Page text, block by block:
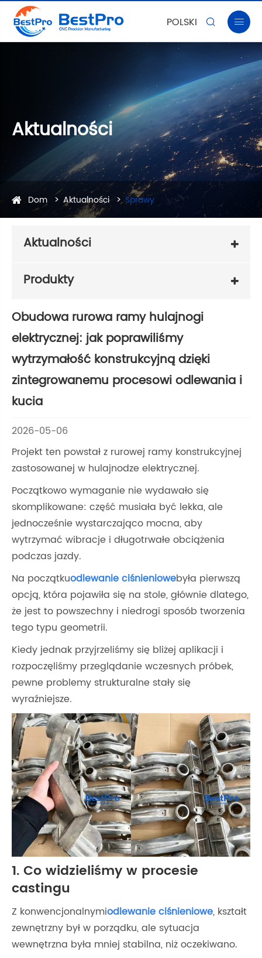
POLSKI  
Aktualności
Dom Aktualności Sprawy
Aktualności
Produkty
Obudowa rurowa ramy hulajnogi
elektrycznej: jak poprawiliśmy
wytrzymałość konstrukcyjną dzięki
zintegrowanemu procesowi odlewania i
kucia
2026-05-06
Projekt ten powstał z rurowej ramy konstrukcyjnej
zastosowanej w hulajnodze elektrycznej.
Początkowo wymaganie nie wydawało się
skomplikowane: część musiała być lekka, ale
jednocześnie wystarczająco mocna, aby
wytrzymać wibracje i długotrwałe obciążenia
podczas jazdy.
Na początkuodlewanie ciśnieniowebyła pierwszą
opcją, która pojawiła się na stole, głównie dlatego,
że jest to powszechny i ​​niedrogi sposób tworzenia
tego typu geometrii.
Kiedy jednak przyjrzeliśmy się bliżej aplikacji i
rozpoczęliśmy przeglądanie wczesnych próbek,
pewne problemy strukturalne stały się
wyraźniejsze.
1. Co widzieliśmy w procesie
castingu
Z konwencjonalnymiodlewanie ciśnieniowe, kształt
zewnętrzny był w porządku, ale sytuacja
wewnętrzna była mniej stabilna, niż oczekiwano.